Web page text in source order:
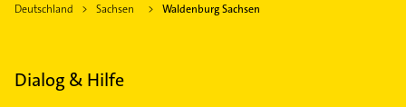
Deutschland Sachsen Waldenburg Sachsen
Dialog & Hilfe